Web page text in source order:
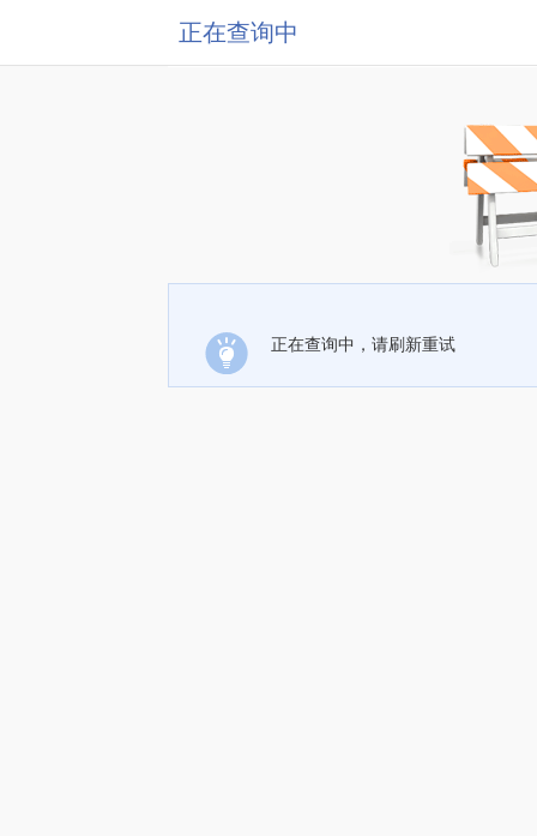
正在查询中
正在查询中，请刷新重试